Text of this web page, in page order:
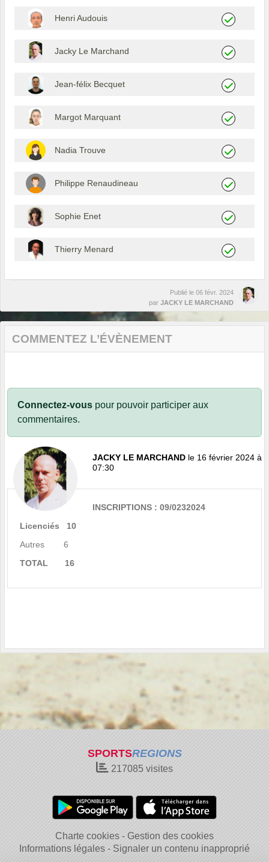
Henri Audouis
Jacky Le Marchand
Jean-félix Becquet
Margot Marquant
Nadia Trouve
Philippe Renaudineau
Sophie Enet
Thierry Menard
Publié le 06 févr. 2024
par JACKY LE MARCHAND
COMMENTEZ L’ÉVÈNEMENT
Connectez-vous pour pouvoir participer aux
commentaires.
JACKY LE MARCHAND le 16 février 2024 à
07:30
INSCRIPTIONS : 09/0232024
Licenciés 10
Autres 6
TOTAL 16
SPORTSREGIONS
217085 visites
Charte cookies
Gestion des cookies
Informations légales
Signaler un contenu inapproprié